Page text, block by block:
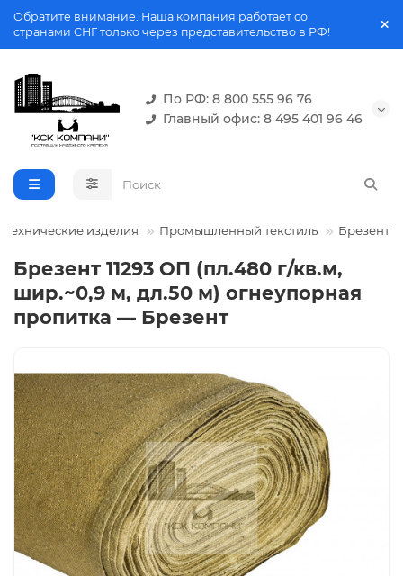
Обратите внимание. Наша компания работает со
странами СНГ только через представительство в РФ!
По РФ: 8 800 555 96 76
Главный офис: 8 495 401 96 46
изделия Промышленный текстиль Брезент
Брезент 11293 ОП (пл.480 г/кв.м,
шир.~0,9 м, дл.50 м) огнеупорная
пропитка — Брезент